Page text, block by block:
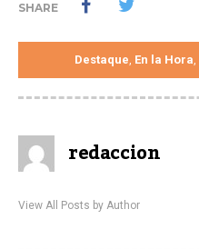
SHARE
Destaque, En la Hora,
redaccion
View All Posts by Author